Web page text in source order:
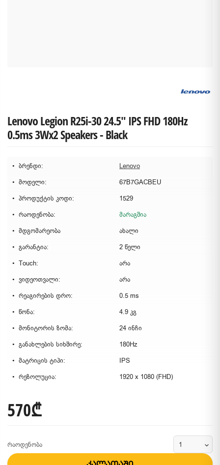
Lenovo Legion R25i-30 24.5" IPS FHD 180Hz
0.5ms 3Wx2 Speakers - Black
ბრენდი:
Lenovo
მოდელი:
67B7GACBEU
პროდუქტის კოდი:
1529
რაოდენობა:
მარაგშია
მდგომარეობა
ახალი
გარანტია:
2 წელი
Touch:
არა
ვიდეოთვალი:
არა
რეაგირების დრო:
0.5 ms
წონა:
4.9 კგ
მონიტორის ზომა:
24 ინჩი
განახლების სიხშირე:
180Hz
მატრიცის ტიპი:
IPS
რეზოლუცია:
1920 x 1080 (FHD)
570₾
რაოდენობა